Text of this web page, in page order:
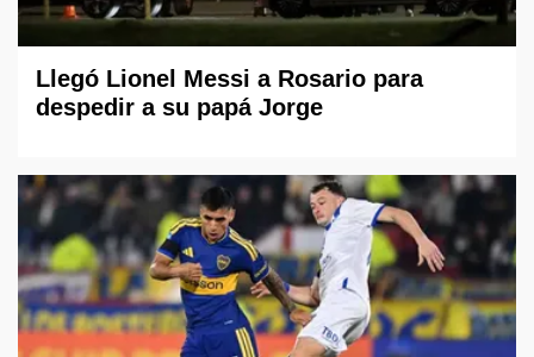
Llegó Lionel Messi a Rosario para
despedir a su papá Jorge